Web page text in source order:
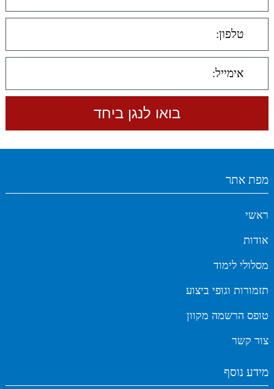
מפת אתר
ראשי
אודות
מסלולי לימוד
תזמורות וגופי ביצוע
טופס הרשמה מקוון
צור קשר
מידע נוסף